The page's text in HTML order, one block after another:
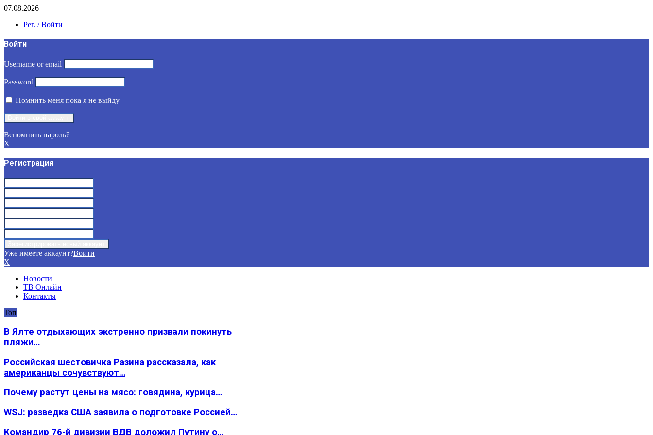
07.08.2026
Рег. / Войти
Войти
Username or email
Password
Помнить меня пока я не выйду
Вспомнить пароль?
X
Регистрация
Уже имеете аккаунт?Войти
X
Новости
ТВ Онлайн
Контакты
Топ
В Ялте отдыхающих экстренно призвали покинуть
пляжи…
Российская шестовичка Разина рассказала, как
американцы сочувствуют…
Почему растут цены на мясо: говядина, курица…
WSJ: разведка США заявила о подготовке Россией…
Командир 76-й дивизии ВДВ доложил Путину о…